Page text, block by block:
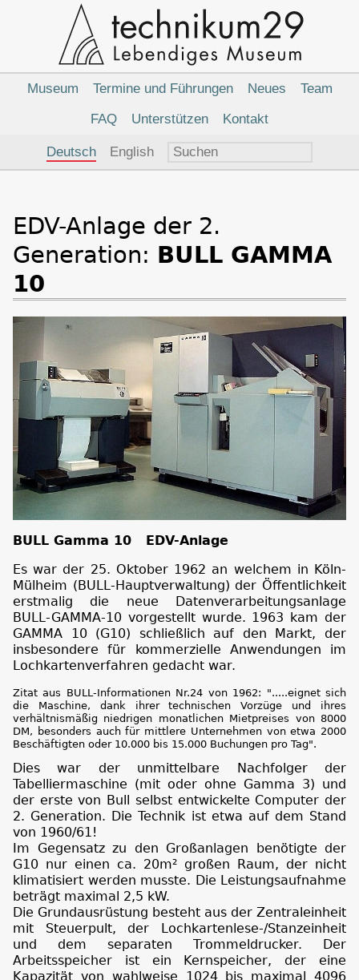
EDV-Anlage der 2.
Generation: BULL GAMMA
10
BULL Gamma 10 EDV-Anlage
Es war der 25. Oktober 1962 an welchem in Köln-
Mülheim (BULL-Hauptverwaltung) der Öffentlichkeit
erstmalig die neue Datenverarbeitungsanlage
BULL-GAMMA-10 vorgestellt wurde. 1963 kam der
GAMMA 10 (G10) schließlich auf den Markt, der
insbesondere für kommerzielle Anwendungen im
Lochkartenverfahren gedacht war.
Zitat aus BULL-Informationen Nr.24 von 1962: ".....eignet sich
die Maschine, dank ihrer technischen Vorzüge und ihres
verhältnismäßig niedrigen monatlichen Mietpreises von 8000
DM, besonders auch für mittlere Unternehmen von etwa 2000
Beschäftigten oder 10.000 bis 15.000 Buchungen pro Tag".
Dies war der unmittelbare Nachfolger der
Tabelliermaschine (mit oder ohne Gamma 3) und
der erste von Bull selbst entwickelte Computer der
2. Generation. Die Technik ist etwa auf dem Stand
von 1960/61!
Im Gegensatz zu den Großanlagen benötigte der
G10 nur einen ca. 20m² großen Raum, der nicht
klimatisiert werden musste. Die Leistungsaufnahme
beträgt maximal 2,5 kW.
Die Grundausrüstung besteht aus der Zentraleinheit
mit Steuerpult, der Lochkartenlese-/Stanzeinheit
und dem separaten Trommeldrucker. Der
Arbeitsspeicher ist ein Kernspeicher, der eine
Kapazität von wahlweise 1024 bis maximal 4096
Hauptnavigation
Museum Termine und Führungen Neues
Team
FAQ
Unterstützen Kontakt
Sprachauswahl
Deutsch English